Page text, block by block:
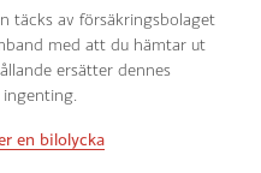
täcks av försäkringsbolaget
med att du hämtar ut
ersätter dennes
en bilolycka